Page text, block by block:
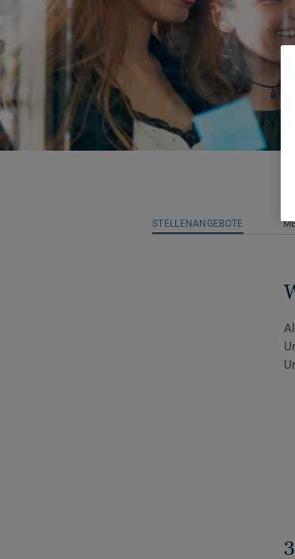
STELLENANGEBOTE